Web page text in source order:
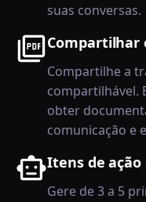
suas conversas.
Compartilhar
Compartilhe a
compartilhável.
obter
comunicação e
Itens de
Gere de 3 a 5